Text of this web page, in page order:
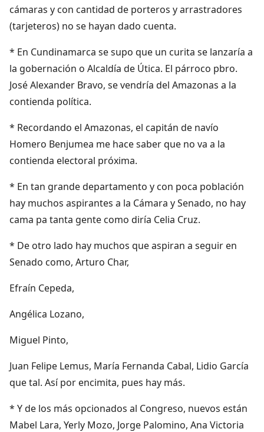
cámaras y con cantidad de porteros y arrastradores
(tarjeteros) no se hayan dado cuenta.
* En Cundinamarca se supo que un curita se lanzaría a
la gobernación o Alcaldía de Útica. El párroco pbro.
José Alexander Bravo, se vendría del Amazonas a la
contienda política.
* Recordando el Amazonas, el capitán de navío
Homero Benjumea me hace saber que no va a la
contienda electoral próxima.
* En tan grande departamento y con poca población
hay muchos aspirantes a la Cámara y Senado, no hay
cama pa tanta gente como diría Celia Cruz.
* De otro lado hay muchos que aspiran a seguir en
Senado como, Arturo Char,
Efraín Cepeda,
Angélica Lozano,
Miguel Pinto,
Juan Felipe Lemus, María Fernanda Cabal, Lidio García
que tal. Así por encimita, pues hay más.
* Y de los más opcionados al Congreso, nuevos están
Mabel Lara, Yerly Mozo, Jorge Palomino, Ana Victoria